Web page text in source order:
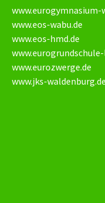
www.eurogymnasium-
www.eos-wabu.de
www.eos-hmd.de
www.eurozwerge.de
www.jks-waldenburg.de